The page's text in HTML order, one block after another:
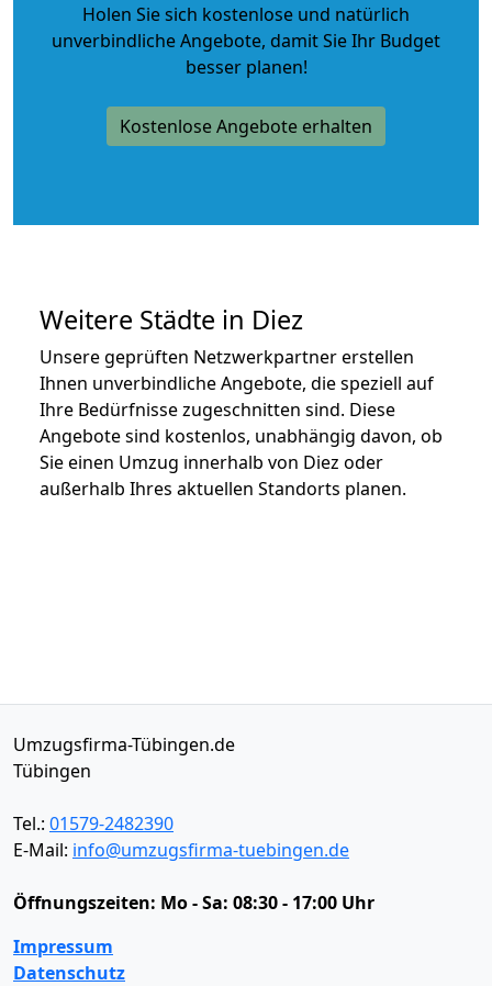
Holen Sie sich kostenlose und natürlich
unverbindliche Angebote, damit Sie Ihr Budget
besser planen!
Kostenlose Angebote erhalten
Weitere Städte in Diez
Unsere geprüften Netzwerkpartner erstellen
Ihnen unverbindliche Angebote, die speziell auf
Ihre Bedürfnisse zugeschnitten sind. Diese
Angebote sind kostenlos, unabhängig davon, ob
Sie einen Umzug innerhalb von Diez oder
außerhalb Ihres aktuellen Standorts planen.
Umzugsfirma-Tübingen.de
Tübingen
Tel.: 01579-2482390
E-Mail: info@umzugsfirma-tuebingen.de
Öffnungszeiten: Mo - Sa: 08:30 - 17:00 Uhr
Impressum
Datenschutz